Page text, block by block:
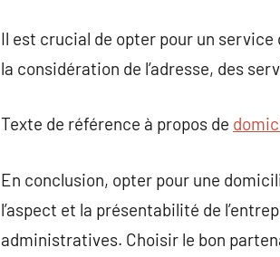
Il est crucial de opter pour un
la considération de l’adresse, des
Texte de référence à propos de
En conclusion, opter pour une
l’aspect et la présentabilité de
administratives. Choisir le bon